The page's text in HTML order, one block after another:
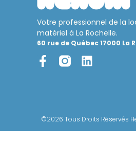
Votre professionnel de la
matériel à La Rochelle.
60 rue de Québec 17000 La
©2026 Tous Droits Réservés